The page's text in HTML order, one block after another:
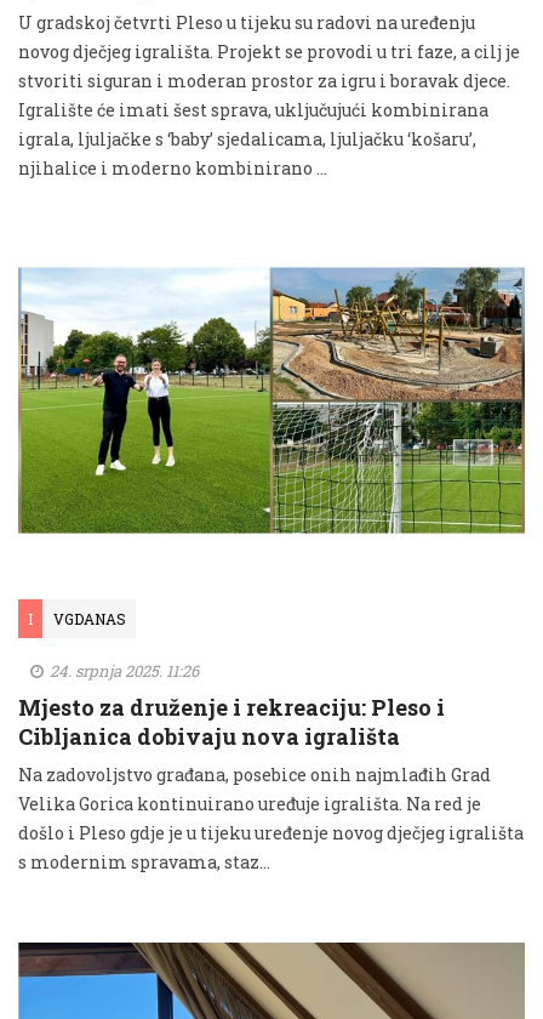
U gradskoj četvrti Pleso u tijeku su radovi na uređenju
novog dječjeg igrališta. Projekt se provodi u tri faze, a cilj je
stvoriti siguran i moderan prostor za igru i boravak djece.
Igralište će imati šest sprava, uključujući kombinirana
igrala, ljuljačke s ‘baby’ sjedalicama, ljuljačku ‘košaru’,
njihalice i moderno kombinirano …
I VGDANAS
24. srpnja 2025. 11:26
Mjesto za druženje i rekreaciju: Pleso i
Cibljanica dobivaju nova igrališta
Na zadovoljstvo građana, posebice onih najmlađih Grad
Velika Gorica kontinuirano uređuje igrališta. Na red je
došlo i Pleso gdje je u tijeku uređenje novog dječjeg igrališta
s modernim spravama, staz...